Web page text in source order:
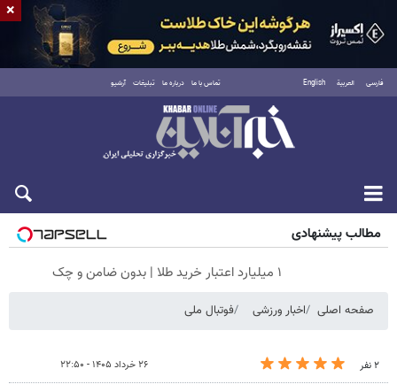
فارسی العربية English تماس با ما درباره ما تبلیغات آرشیو
جمعه ۱۶ مرداد ۱۴۰۵
مطالب پیشنهادی
۱ میلیارد اعتبار خرید طلا | بدون ضامن و چک
صفحه اصلی اخبار ورزشی فوتبال ملی
۲ نفر ۲۶ خرداد ۱۴۰۵ - ۲۲:۵۰
×